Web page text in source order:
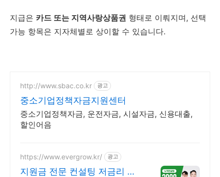
지급은 카드 또는 지역사랑상품권 형태로 이뤄지며, 선택
가능 항목은 지자체별로 상이할 수 있습니다.
http://www.sbac.co.kr 광고
중소기업정책자금지원센터
중소기업정책자금, 운전자금, 시설자금, 신용대출,
할인어음
https://www.evergrow.kr/ 광고
지원금 전문 컨설팅 저금리 정